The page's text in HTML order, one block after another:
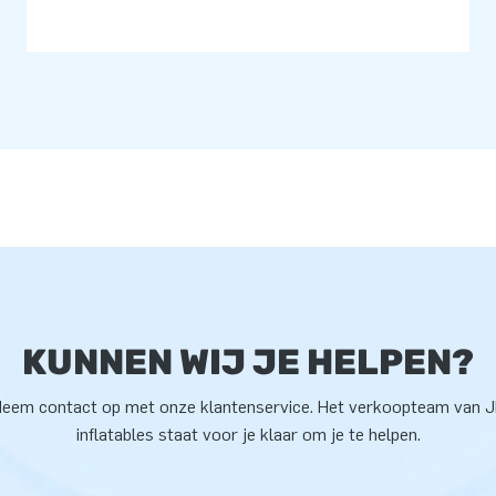
KUNNEN WIJ JE HELPEN?
contact op met onze klantenservice. Het verkoopteam van
inflatables staat voor je klaar om je te helpen.